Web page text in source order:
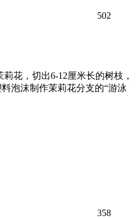
502
花，切出6-12厘米长的树枝，
泡沫制作茉莉花分支的“游泳
358